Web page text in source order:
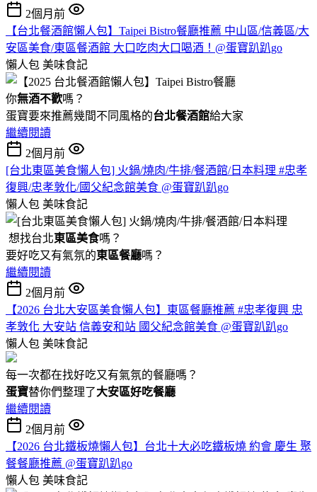
2個月前
【台北餐酒館懶人包】Taipei Bistro餐廳推薦 中山區/信義區/大
安區美食/東區餐酒館 大口吃肉大口喝酒！@蛋寶趴趴go
懶人包 美味食記
你無酒不歡嗎？
蛋寶要來推薦幾間不同風格的台北餐酒館給大家
繼續閱讀
2個月前
[台北東區美食懶人包] 火鍋/燒肉/牛排/餐酒館/日本料理 #忠孝
復興/忠孝敦化/國父紀念館美食 @蛋寶趴趴go
懶人包 美味食記
想找台北東區美食嗎？
要好吃又有氣氛的東區餐廳嗎？
繼續閱讀
2個月前
【2026 台北大安區美食懶人包】東區餐廳推薦 #忠孝復興 忠
孝敦化 大安站 信義安和站 國父紀念館美食 @蛋寶趴趴go
懶人包 美味食記
每一次都在找好吃又有氣氛的餐廳嗎？
蛋寶替你們整理了大安區好吃餐廳
繼續閱讀
2個月前
【2026 台北鐵板燒懶人包】台北十大必吃鐵板燒 約會 慶生 聚
餐餐廳推薦 @蛋寶趴趴go
懶人包 美味食記